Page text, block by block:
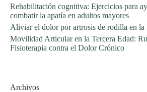
Rehabilitación cognitiva: Ejercicios para
combatir la apatía en adultos mayores
Aliviar el dolor por artrosis de rodilla en la
Movilidad Articular en la Tercera Edad:
Fisioterapia contra el Dolor Crónico
Archivos